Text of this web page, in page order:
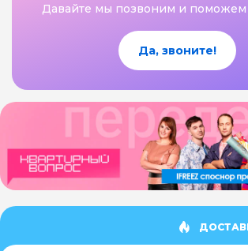
Давайте мы позвоним и
Да, звоните!